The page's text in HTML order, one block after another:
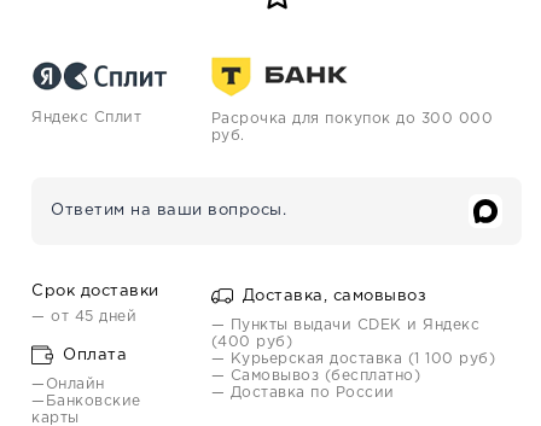
Яндекс Сплит
Расрочка для покупок до 300 000
руб.
Ответим на ваши вопросы.
Срок доставки
— от 45 дней
Оплата
—Онлайн
—Банковские
карты
Доставка, самовывоз
— Пункты выдачи CDEK и Яндекс
(400 руб)
— Курьерская доставка (1 100 руб)
— Самовывоз (бесплатно)
— Доставка по России